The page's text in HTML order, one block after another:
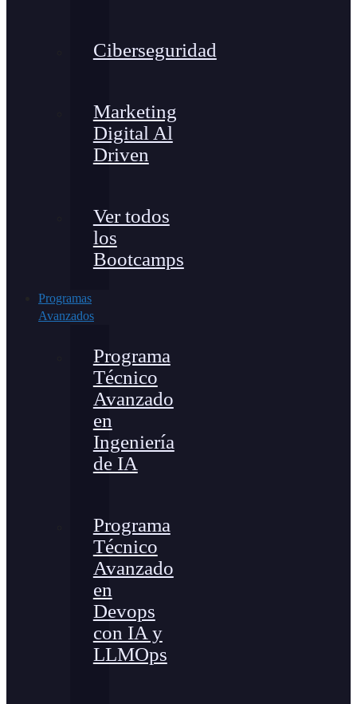
Ciberseguridad
Marketing
Digital Al
Driven
Ver todos
los
Bootcamps
Programas
Avanzados
Programa
Técnico
Avanzado
en
Ingeniería
de IA
Programa
Técnico
Avanzado
en
Devops
con IA y
LLMOps